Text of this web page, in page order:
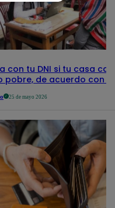
con tu DNI si tu casa
pobre, de acuerdo con el
25 de mayo 2026